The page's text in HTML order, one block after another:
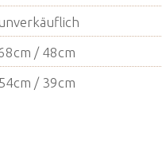
/ 48cm
54cm / 39cm